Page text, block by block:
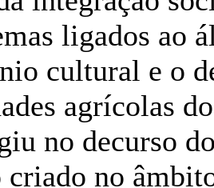
ligados ao
cultural e o
agrícolas
no decurso
criado no